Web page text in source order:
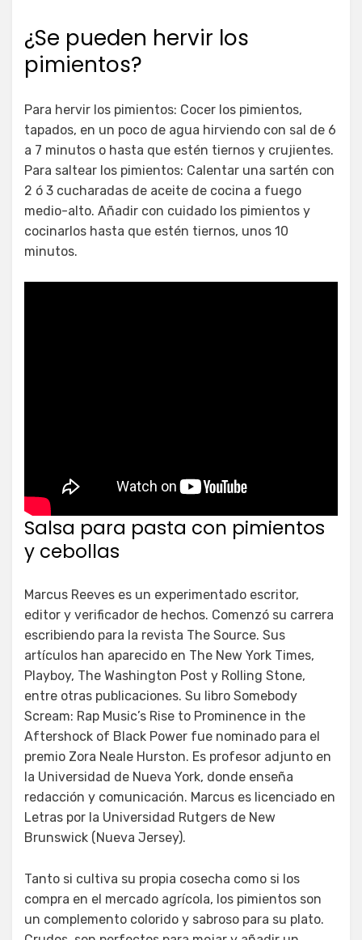
¿Se pueden hervir los
pimientos?
Para hervir los pimientos: Cocer los pimientos,
tapados, en un poco de agua hirviendo con sal de 6
a 7 minutos o hasta que estén tiernos y crujientes.
Para saltear los pimientos: Calentar una sartén con
2 ó 3 cucharadas de aceite de cocina a fuego
medio-alto. Añadir con cuidado los pimientos y
cocinarlos hasta que estén tiernos, unos 10
minutos.
Salsa para pasta con pimientos
y cebollas
Marcus Reeves es un experimentado escritor,
editor y verificador de hechos. Comenzó su carrera
escribiendo para la revista The Source. Sus
artículos han aparecido en The New York Times,
Playboy, The Washington Post y Rolling Stone,
entre otras publicaciones. Su libro Somebody
Scream: Rap Music’s Rise to Prominence in the
Aftershock of Black Power fue nominado para el
premio Zora Neale Hurston. Es profesor adjunto en
la Universidad de Nueva York, donde enseña
redacción y comunicación. Marcus es licenciado en
Letras por la Universidad Rutgers de New
Brunswick (Nueva Jersey).
Tanto si cultiva su propia cosecha como si los
compra en el mercado agrícola, los pimientos son
un complemento colorido y sabroso para su plato.